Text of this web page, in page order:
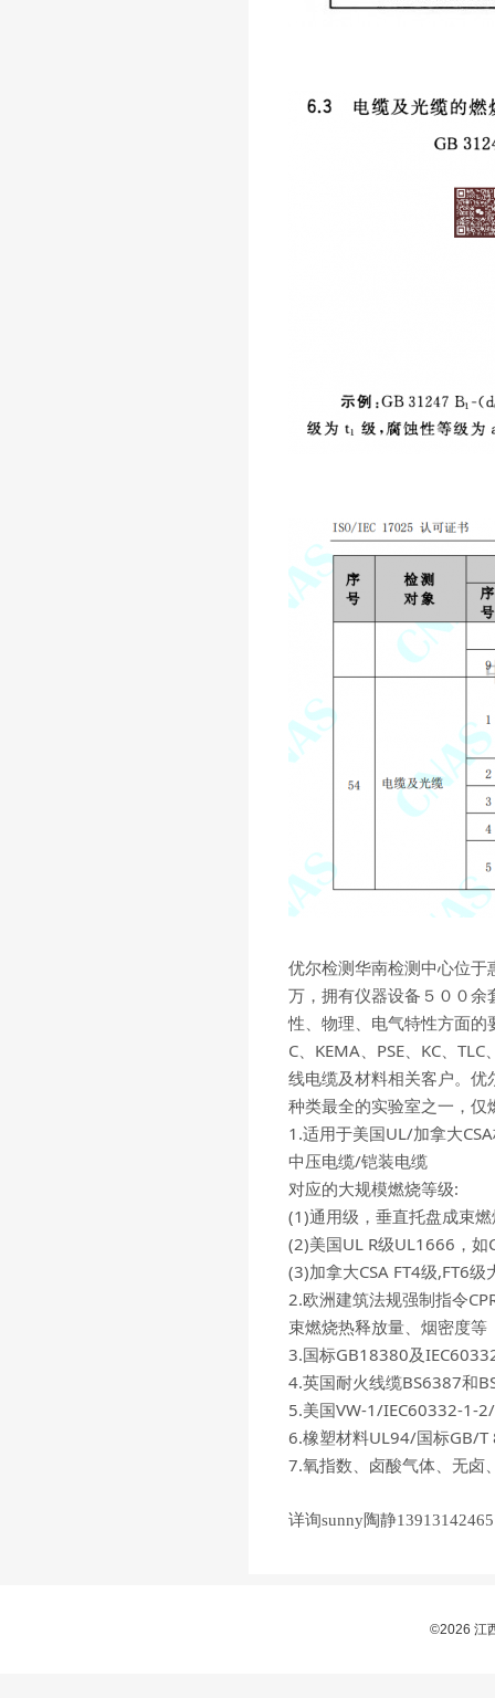
优尔检测华南检测中心位
万，拥有仪器设备５００余
性、物理、电气特性方面的
C、KEMA、PSE、KC、
线电缆及材料相关客户。
种类最全的实验室之一，
1.适用于美国UL/加拿大
中压电缆/铠装电缆
对应的大规模燃烧等级:
(1)通用级，垂直托盘成束
(2)美国UL R级UL1666，如
(3)加拿大CSA FT4级,FT6级
2.欧洲建筑法规强制指令
束燃烧热释放量、烟密度等
3.国标GB18380及
4.英国耐火线缆BS6387和
5.美国VW-1/IEC60332-1-
6.橡塑材料UL94/国标GB/T
7.氧指数、卤酸气体、无卤
详询sunny陶静13913142465
©2026 江